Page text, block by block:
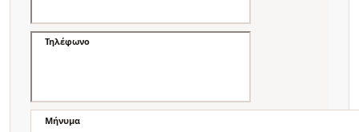
Τηλέφωνο
Μήνυμα